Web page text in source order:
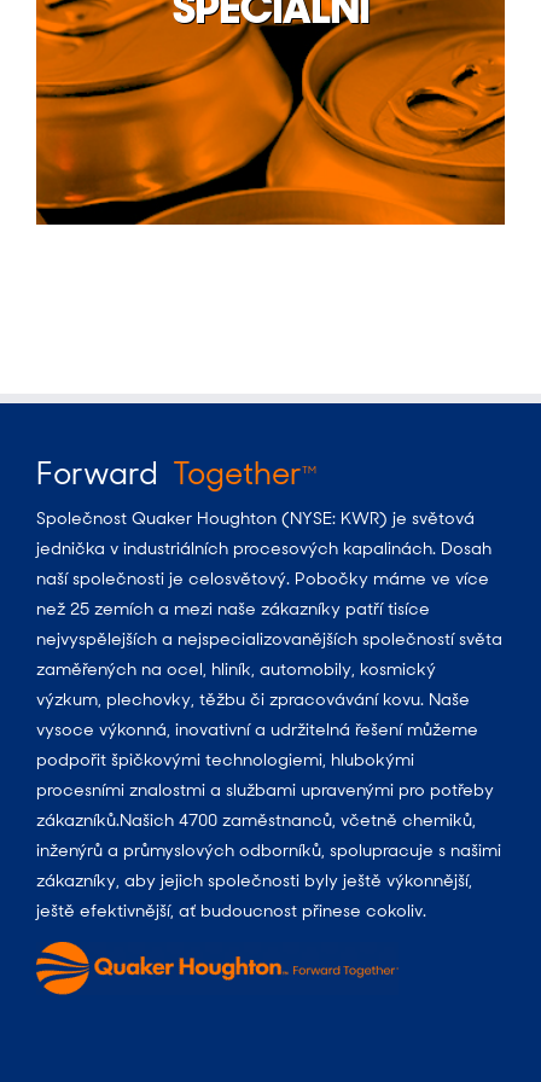
Povrchová úprava kovů
Speciální Nátěry
Forward TogetherTM
Společnost Quaker Houghton (NYSE: KWR) je světová
jednička v industriálních procesových kapalinách. Dosah
naší společnosti je celosvětový. Pobočky máme ve více
než 25 zemích a mezi naše zákazníky patří tisíce
nejvyspělejších a nejspecializovanějších společností světa
zaměřených na ocel, hliník, automobily, kosmický
výzkum, plechovky, těžbu či zpracovávání kovu. Naše
vysoce výkonná, inovativní a udržitelná řešení můžeme
podpořit špičkovými technologiemi, hlubokými
procesními znalostmi a službami upravenými pro potřeby
zákazníků.Našich 4700 zaměstnanců, včetně chemiků,
inženýrů a průmyslových odborníků, spolupracuje s našimi
zákazníky, aby jejich společnosti byly ještě výkonnější,
ještě efektivnější, ať budoucnost přinese cokoliv.